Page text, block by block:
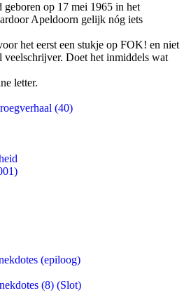
op 17 mei 1965 in het
Apeldoorn gelijk nóg iets
het eerst een stukje op FOK! en niet
veelschrijver. Doet het inmiddels wat
letter.
(40)
(epiloog)
(8) (Slot)